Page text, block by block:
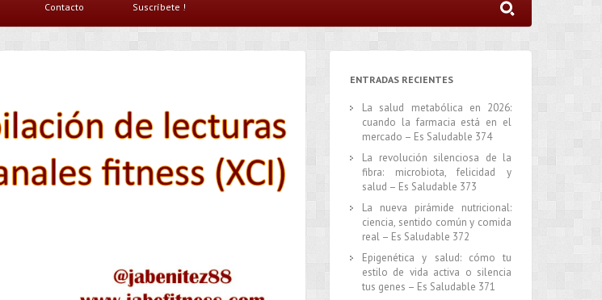
Contacto Suscríbete !
ENTRADAS RECIENTES
La salud metabólica en 2026:
cuando la farmacia está en el
mercado – Es Saludable 374
La revolución silenciosa de la
fibra: microbiota, felicidad y
salud – Es Saludable 373
La nueva pirámide nutricional:
ciencia, sentido común y comida
real – Es Saludable 372
Epigenética y salud: cómo tu
estilo de vida activa o silencia
tus genes – Es Saludable 371